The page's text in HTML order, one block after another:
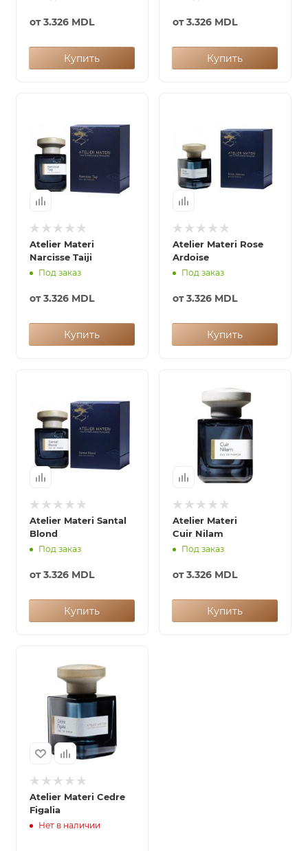
от3.326 MDL
Купить
от3.326 MDL
Купить
Atelier Materi
Narcisse Taiji
Под заказ
от3.326 MDL
Купить
Atelier Materi Rose
Ardoise
Под заказ
от3.326 MDL
Купить
Atelier Materi Santal
Blond
Под заказ
от3.326 MDL
Купить
Atelier Materi
Cuir Nilam
Под заказ
от3.326 MDL
Купить
Atelier Materi Cedre
Figalia
Нет в наличии